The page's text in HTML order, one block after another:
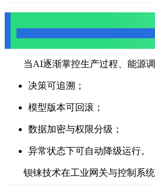
当AI逐渐掌控生产过程、能源
决策可追溯；
模型版本可回滚；
数据加密与权限分级；
异常状态下可自动降级运行。
钡铼技术在工业网关与控制系